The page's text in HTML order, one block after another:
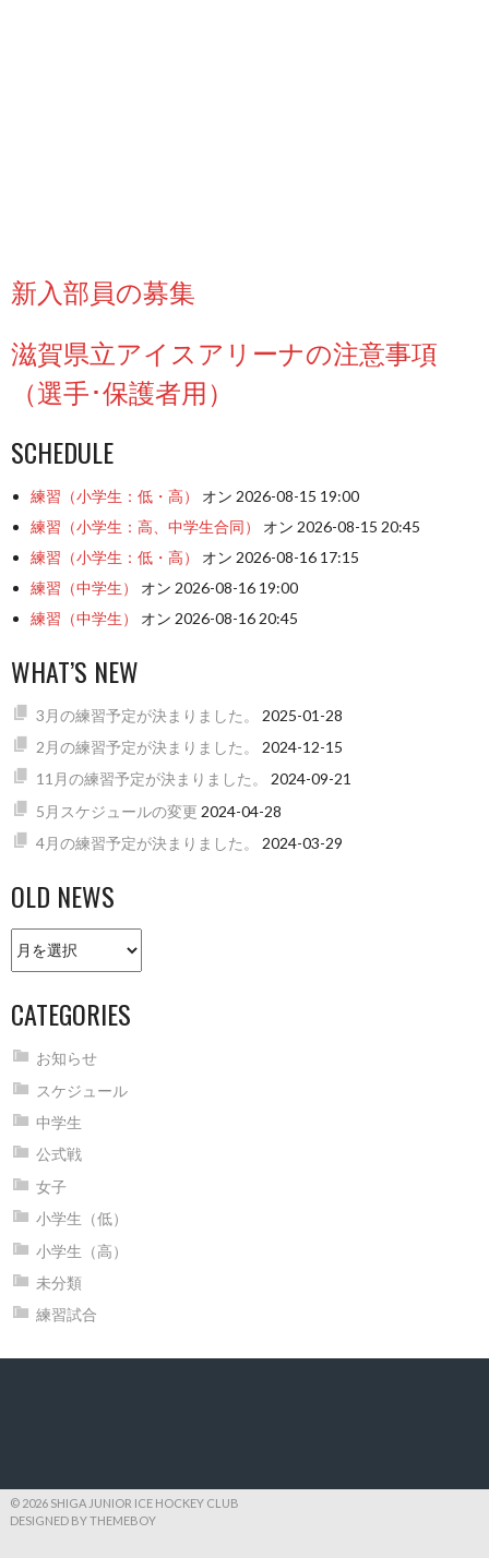
新入部員の募集
滋賀県立アイスアリーナの注意事項
（選手･保護者用）
SCHEDULE
練習（小学生：低・高）
オン 2026-08-15 19:00
練習（小学生：高、中学生合同）
オン 2026-08-15 20:45
練習（小学生：低・高）
オン 2026-08-16 17:15
練習（中学生）
オン 2026-08-16 19:00
練習（中学生）
オン 2026-08-16 20:45
WHAT’S NEW
3月の練習予定が決まりました。
2025-01-28
2月の練習予定が決まりました。
2024-12-15
11月の練習予定が決まりました。
2024-09-21
5月スケジュールの変更 2024-04-28
4月の練習予定が決まりました。
2024-03-29
OLD NEWS
news
CATEGORIES
お知らせ
スケジュール
中学生
公式戦
女子
小学生（低）
小学生（高）
未分類
練習試合
© 2026 SHIGA JUNIOR ICE HOCKEY CLUB
DESIGNED BY THEMEBOY